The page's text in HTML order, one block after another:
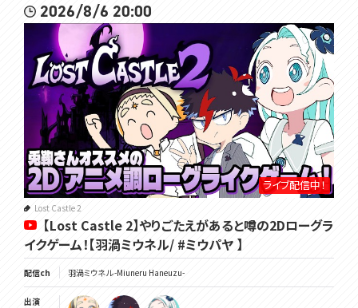
2026/8/6 20:00
ライブ配信中！
Lost Castle 2
【Lost Castle 2】やりごたえがあると噂の2Dローグラ
イクゲーム！【羽渦ミウネル/ #ミウパヤ 】
配信ch 羽渦ミウネル -Miuneru Haneuzu-
出演